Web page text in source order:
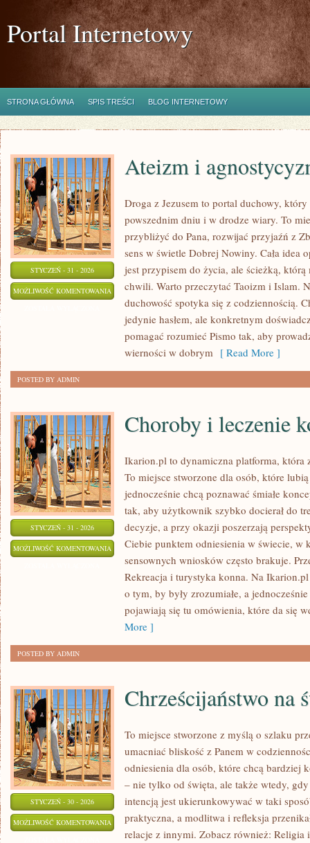
Portal Internetowy
STRONA GŁÓWNA SPIS TREŚCI BLOG INTERNETOWY
STYCZEŃ - 31 - 2026
MOŻLIWOŚĆ KOMENTOWANIA ATEIZM
AGNOSTYCYZM
Ateizm i
Droga z Jezusem to portal duchowy,
powszednim dniu i w drodze wiary. To
przybliżyć do Pana, rozwijać przyjaźń z
sens w świetle Dobrej Nowiny. Cała idea
jest przypisem do życia, ale ścieżką,
chwili. Warto przeczytać Taoizm i Islam.
duchowość spotyka się z codziennością.
jedynie hasłem, ale konkretnym
pomagać rozumieć Pismo tak, aby
wierności w dobrym [ Read More ]
POSTED BY ADMIN
STYCZEŃ - 31 - 2026
MOŻLIWOŚĆ KOMENTOWANIA CHOROBY
LECZENIE
KONI
Choroby i leczenie
Ikarion.pl to dynamiczna platforma, która
To miejsce stworzone dla osób, które
jednocześnie chcą poznawać śmiałe
tak, aby użytkownik szybko docierał do
decyzje, a przy okazji poszerzają
Ciebie punktem odniesienia w świecie, w
sensownych wniosków często brakuje.
Rekreacja i turystyka konna. Na
o tym, by były zrozumiałe, a
pojawiają się tu omówienia, które da się
More ]
POSTED BY ADMIN
STYCZEŃ - 30 - 2026
MOŻLIWOŚĆ KOMENTOWANIA CHRZEŚCIJAŃSTWO
Chrześcijaństwo na
To miejsce stworzone z myślą o szlaku
umacniać bliskość z Panem w
odniesienia dla osób, które chcą bardziej
– nie tylko od święta, ale także wtedy,
intencją jest ukierunkowywać w taki
praktyczna, a modlitwa i refleksja
relacje z innymi. Zobacz również: Religia